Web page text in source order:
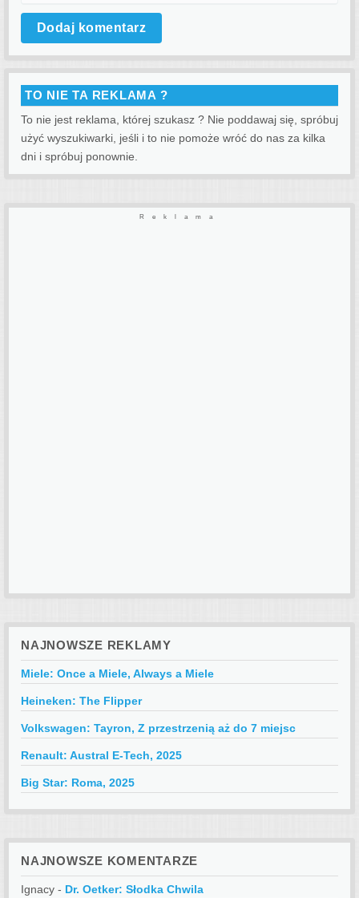
TO NIE TA REKLAMA ?
To nie jest reklama, której szukasz ? Nie poddawaj się, spróbuj
użyć wyszukiwarki, jeśli i to nie pomoże wróć do nas za kilka
dni i spróbuj ponownie.
Reklama
NAJNOWSZE REKLAMY
Miele: Once a Miele, Always a Miele
Heineken: The Flipper
Volkswagen: Tayron, Z przestrzenią aż do 7 miejsc
Renault: Austral E-Tech, 2025
Big Star: Roma, 2025
NAJNOWSZE KOMENTARZE
Ignacy - Dr. Oetker: Słodka Chwila